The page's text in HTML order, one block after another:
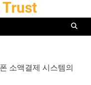
Trust
소액결제 시스템의